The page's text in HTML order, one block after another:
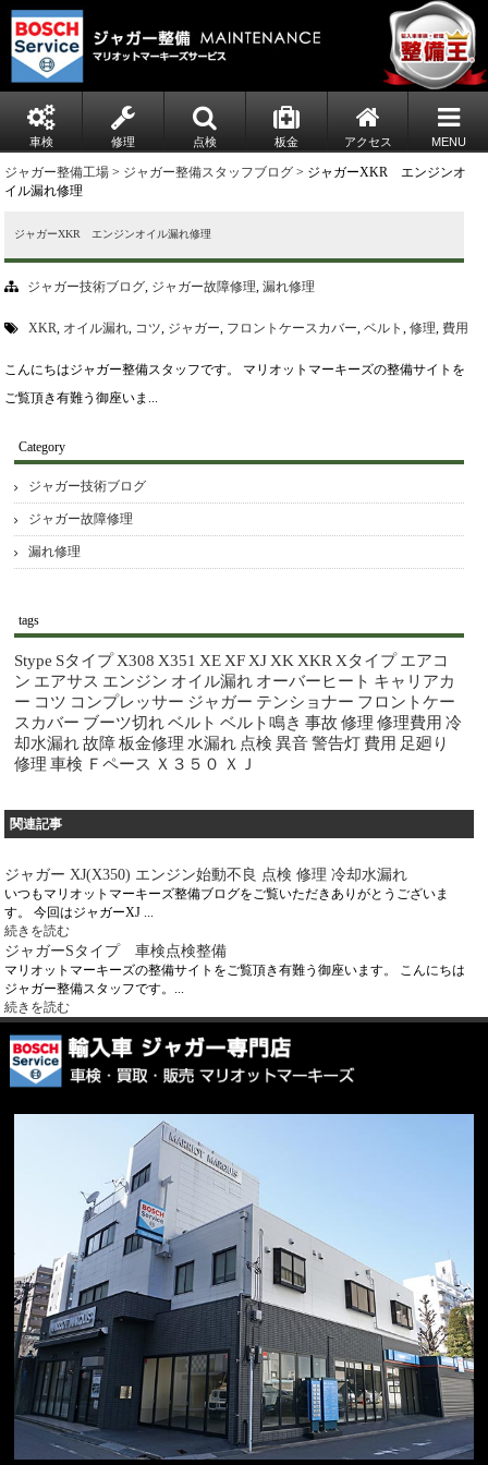
車検 修理 点検 板金 アクセス MENU
ジャガー整備工場 > ジャガー整備スタッフブログ > ジャガーXKR エンジンオ
イル漏れ修理
ジャガーXKR エンジンオイル漏れ修理
ジャガー技術ブログ, ジャガー故障修理,漏れ修理
XKR, オイル漏れ, コツ, ジャガー, フロントケースカバー,ベルト,修理,費用
こんにちはジャガー整備スタッフです。 マリオットマーキーズの整備サイトを
ご覧頂き有難う御座いま...
Category
ジャガー技術ブログ
ジャガー故障修理
漏れ修理
tags
Stype Sタイプ X308 X351 XE XF XJ XK XKR Xタイプ エアコ
ン エアサス エンジン オイル漏れ オーバーヒート キャリアカ
ー コツ コンプレッサー ジャガー テンショナー フロントケー
スカバー ブーツ切れベルト ベルト鳴き 事故 修理 修理費用 冷
却水漏れ故障板金修理 水漏れ 点検 異音警告灯 費用 足廻り
修理 車検 Ｆペース Ｘ３５０ ＸＪ
関連記事
ジャガー XJ(X350) エンジン始動不良 点検 修理 冷却水漏れ
いつもマリオットマーキーズ整備ブログをご覧いただきありがとうございま
す。 今回はジャガーXJ ...
続きを読む
ジャガーSタイプ 車検点検整備
マリオットマーキーズの整備サイトをご覧頂き有難う御座います。 こんにちは
ジャガー整備スタッフです。...
続きを読む